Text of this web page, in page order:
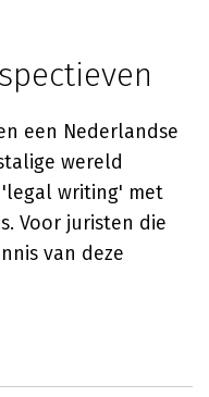
een Nederlandse
wereld
writing' met
Voor juristen die
van deze